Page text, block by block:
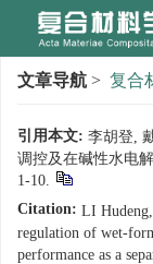
文章导航 > 复合
引用本文: 李胡登,
调控及在碱性水电
1-10.
Citation: LI
regulation of wet-
performance as a